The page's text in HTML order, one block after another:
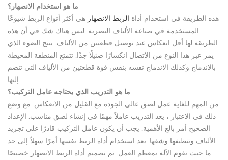
ما هو استخدام الانصهار؟
هذه الطريقة في استخدام أداة الربط الانصهار هي أكثر أنواع الربط شيوعًا
المستخدمة في صناعة الألياف البصرية. ليس هناك شك في أن هذه
الطريقة لها أقل انعكاس عند توصيل قطعتين من الألياف. ينتج الضوء الذي
يمر عبر هذا النوع من الاتصال انكسارًا ضئيلًا جدًا. تتمتع المنطقة المحيطة
بالاندماج وكذلك الاندماج نفسه بنفس قوة قطعتين من الألياف التي تنضم
إليها.
ما هو التدريب الذي يحتاجه عامل التركيب؟
من المهم للغاية عمل لصق عالي الجودة مع القليل من الانعكاس. مع وضع
ذلك في الاعتبار ، يعد التدريب عاملاً مهمًا في إنشاء لصق مناسب. الإعداد
الصحيح أمر بالغ الأهمية. يجب أن يكون عامل التركيب قادرًا على تجريد
الألياف وتنظيفها وشقها. يعد استخدام أداة الربط نفسها أمرًا سهلاً إلى حد
ما حيث تقوم الآلة بمعظم العمل. تم تصميم أداة الربط الانصهار خصيصًا